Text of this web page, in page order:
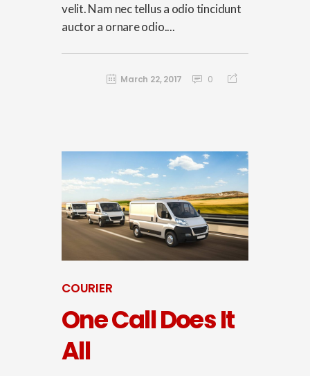
velit. Nam nec tellus a odio tincidunt
auctor a ornare odio....
March 22, 2017 0
COURIER
One Call Does It
All